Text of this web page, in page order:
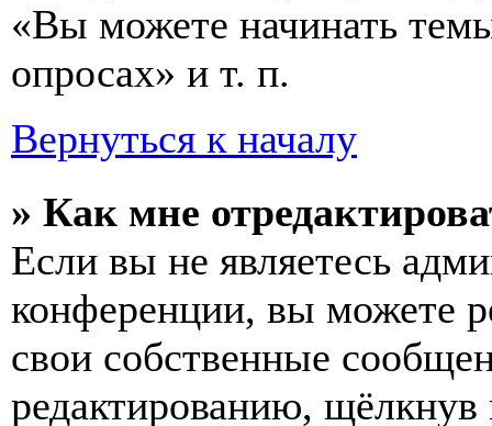
«Вы можете начинать
опросах» и т. п.
Вернуться к началу
» Как мне
Если вы не являетесь
конференции, вы можете
свои собственные
редактированию,